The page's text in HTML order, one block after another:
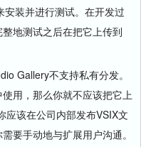
装并进行测试。在开发过
地测试之后在把它上传到
Gallery不支持私有分发。
用，那么你就不应该把它上
应该在公司内部发布VSIX文
要手动地与扩展用户沟通。